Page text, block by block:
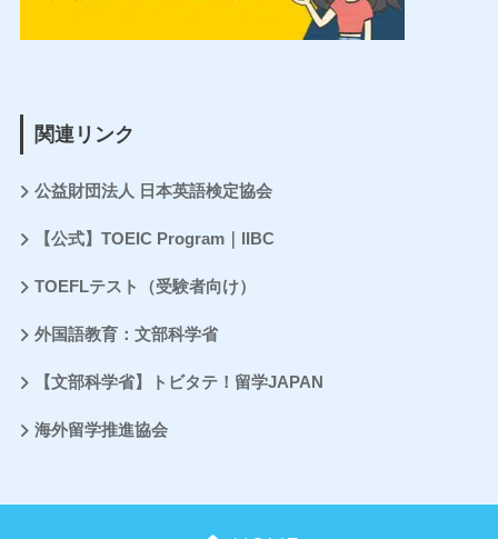
関連リンク
公益財団法人 日本英語検定協会
【公式】TOEIC Program｜IIBC
TOEFLテスト（受験者向け）
外国語教育：文部科学省
【文部科学省】トビタテ！留学JAPAN
海外留学推進協会